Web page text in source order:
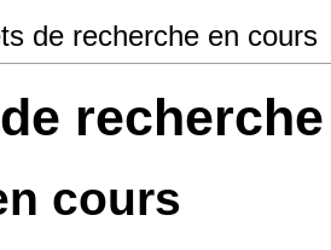
de recherche en cours
cours